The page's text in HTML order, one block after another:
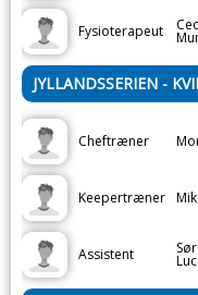
Fysioterapeut
JYLLANDSSERIEN -
Cheftræner
Keepertræner
Assistent